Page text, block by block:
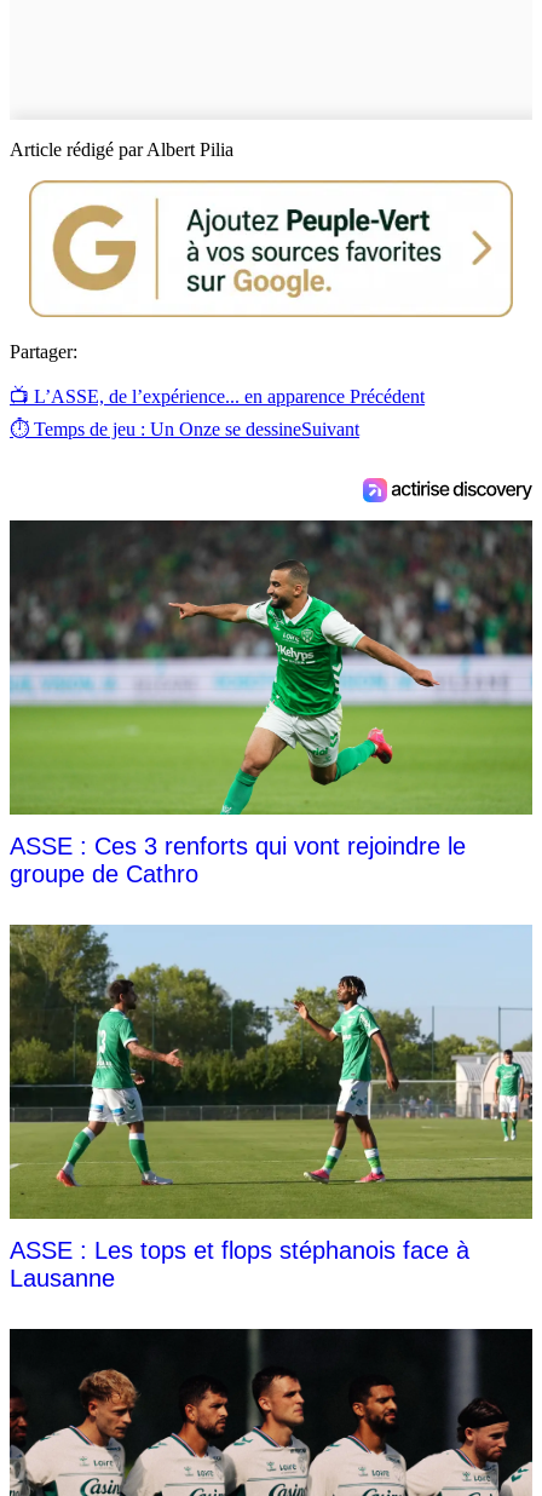
Article rédigé par Albert Pilia
Partager:
📺 L’ASSE, de l’expérience... en apparence Précédent
⏱ Temps de jeu : Un Onze se dessineSuivant
ASSE : Ces 3 renforts qui vont rejoindre le
groupe de Cathro
ASSE : Les tops et flops stéphanois face à
Lausanne